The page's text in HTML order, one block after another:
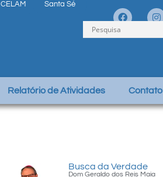
CELAM Santa Sé
Relatório de Atividades Contato
Busca da Verdade
Dom Geraldo dos Reis Maia